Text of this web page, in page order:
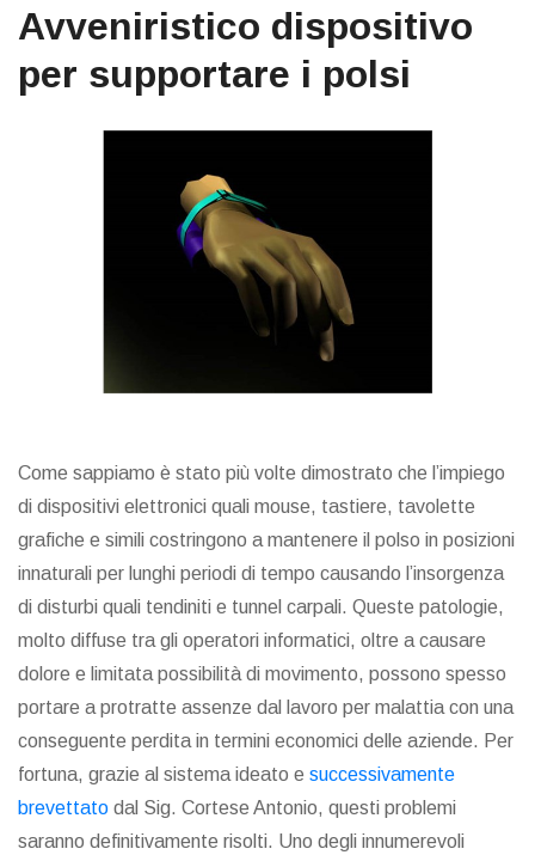
Avveniristico dispositivo
per supportare i polsi
Come sappiamo è stato più volte dimostrato che l’impiego
di dispositivi elettronici quali mouse, tastiere, tavolette
grafiche e simili costringono a mantenere il polso in posizioni
innaturali per lunghi periodi di tempo causando l’insorgenza
di disturbi quali tendiniti e tunnel carpali. Queste patologie,
molto diffuse tra gli operatori informatici, oltre a causare
dolore e limitata possibilità di movimento, possono spesso
portare a protratte assenze dal lavoro per malattia con una
conseguente perdita in termini economici delle aziende. Per
fortuna, grazie al sistema ideato e successivamente
brevettato dal Sig. Cortese Antonio, questi problemi
saranno definitivamente risolti. Uno degli innumerevoli